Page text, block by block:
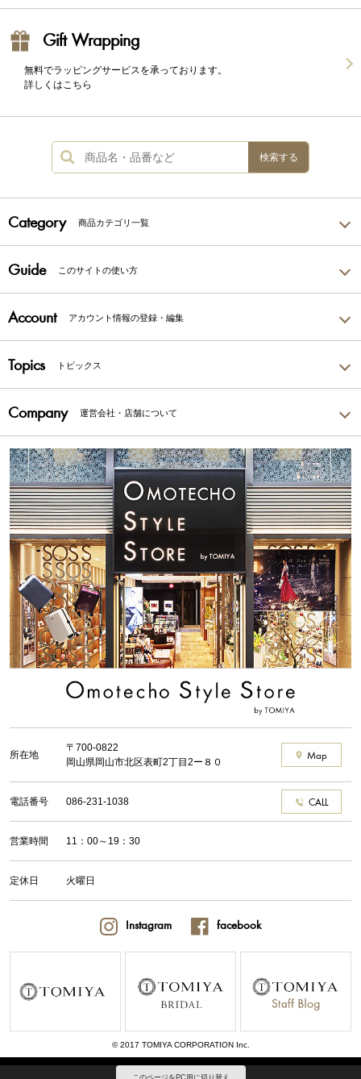
Gift Wrapping
無料でラッピングサービスを承っております。
詳しくはこちら
検索する
Category 商品カテゴリ一覧
Guide このサイトの使い方
Account アカウント情報の登録・編集
Topics トピックス
Company 運営会社・店舗について
所在地
〒700-0822
岡山県岡山市北区表町2丁目2ー８０
Map
電話番号 086-231-1038 CALL
営業時間 11：00～19：30
定休日 火曜日
Instagram facebook
© 2017 TOMIYA CORPORATION Inc.
このページをPC用に切り替え